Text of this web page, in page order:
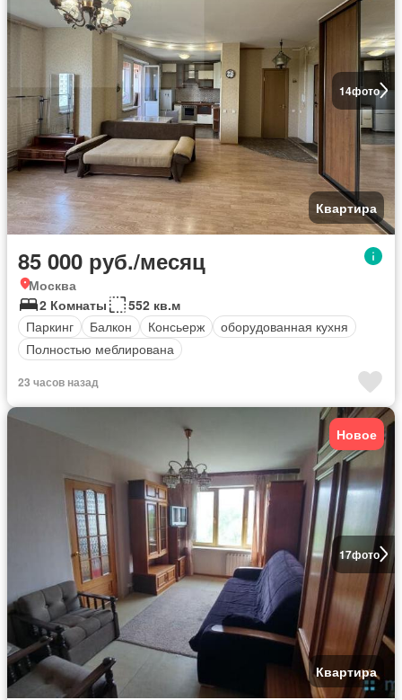
14фото
Квартира
85 000 руб./месяц
Москва
2 Комнаты
552 кв.м
Паркинг
Балкон Консьерж
оборудованная кухня
Полностью меблирована
23 часов назад
17фото
Новое
Квартира